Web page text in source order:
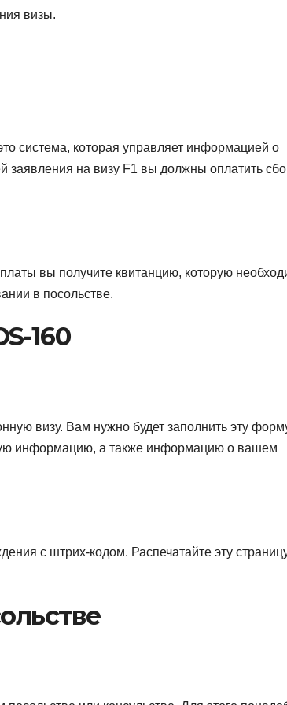
визы.
система, которая управляет информацией о
заявления на визу F1 вы должны оплатить
вы получите квитанцию, которую
в посольстве.
160
визу. Вам нужно будет заполнить эту
информацию, а также информацию о вашем
с штрих-кодом. Распечатайте эту